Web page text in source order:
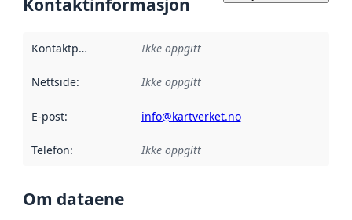
Kontaktinformasjon
Kontaktpunkt Ikke oppgitt
Nettside: Ikke oppgitt
E-post: info@kartverket.no
Telefon: Ikke oppgitt
Om dataene